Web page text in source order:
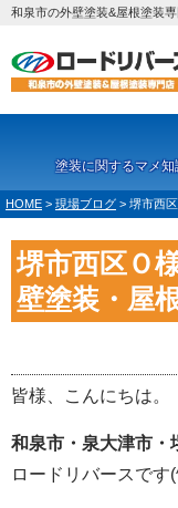
和泉市の外壁塗装&屋根塗装
塗装に関するマメ
HOME > 現場ブログ > 堺市西
堺市西区Ｏ
壁塗装・屋
皆様、こんにちは。
和泉市・泉大津市・
ロードリバースです